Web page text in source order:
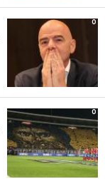
0
0